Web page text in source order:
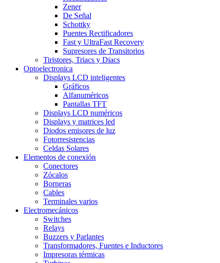
Zener
De Señal
Schottky
Puentes Rectificadores
Fast y UltraFast Recovery
Supresores de Transitorios
Tiristores, Triacs y Diacs
Optoelectronica
Displays LCD inteligentes
Gráficos
Alfanuméricos
Pantallas TFT
Displays LCD numéricos
Displays y matrices led
Diodos emisores de luz
Fotorresistencias
Celdas Solares
Elementos de conexión
Conectores
Zócalos
Borneras
Cables
Terminales varios
Electromecánicos
Switches
Relays
Buzzers y Parlantes
Transformadores, Fuentes e Inductores
Impresoras térmicas